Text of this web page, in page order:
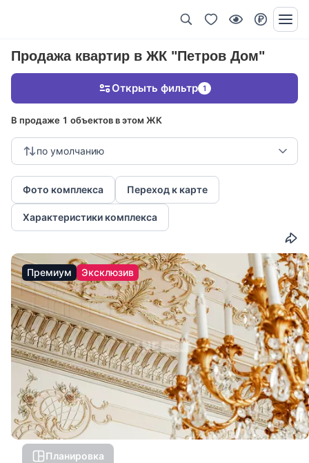
Продажа квартир в ЖК "Петров Дом"
В продаже 1 объектов в этом ЖК
по умолчанию
Фото комплекса Переход к карте
Характеристики комплекса
Открыть фильтр 1
Премиум Эксклюзив
Планировка